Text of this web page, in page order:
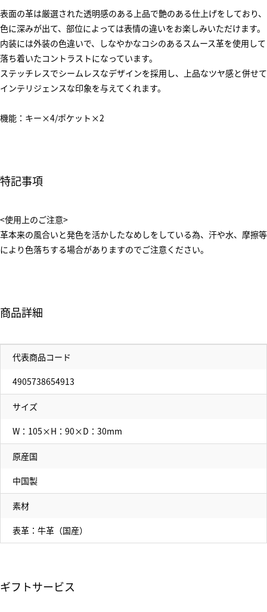
表面の革は厳選された透明感のある上品で艶のある仕上げをしており、
色に深みが出て、部位によっては表情の違いをお楽しみいただけます。
内装には外装の色違いで、しなやかなコシのあるスムース革を使用して
落ち着いたコントラストになっています。
ステッチレスでシームレスなデザインを採用し、上品なツヤ感と併せて
インテリジェンスな印象を与えてくれます。
機能：キー×4/ポケット×2
特記事項
<使用上のご注意>
革本来の風合いと発色を活かしたなめしをしている為、汗や水、摩擦等
により色落ちする場合がありますのでご注意ください。
商品詳細
代表商品コード
4905738654913
サイズ
W：105×H：90×D：30mm
原産国
中国製
素材
表革：牛革（国産）
ギフトサービス